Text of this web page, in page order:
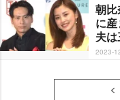
朝
に
夫
2023-